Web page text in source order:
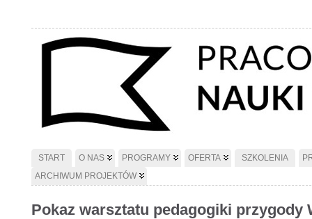
START O NAS PROGRAMY OFERTA SZKOLENIA
ARCHIWUM PROJEKTÓW
Pokaz warsztatu pedagogiki przygody